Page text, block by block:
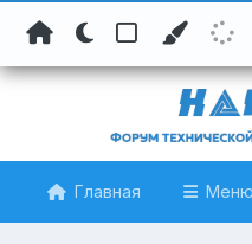
Главная Меню